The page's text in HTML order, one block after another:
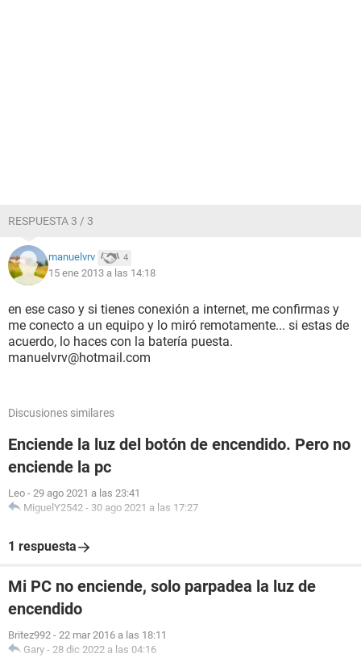
RESPUESTA 3 / 3
manuelvrv 4
15 ene 2013 a las 14:18
en ese caso y si tienes conexión a internet, me confirmas y
me conecto a un equipo y lo miró remotamente... si estas de
acuerdo, lo haces con la batería puesta.
manuelvrv@hotmail.com
Discusiones similares
Enciende la luz del botón de encendido. Pero no
enciende la pc
Leo - 29 ago 2021 a las 23:41
MiguelY2542 - 30 ago 2021 a las 17:27
1 respuesta
Mi PC no enciende, solo parpadea la luz de
encendido
Britez992 - 22 mar 2016 a las 18:11
Gary - 28 dic 2022 a las 04:16